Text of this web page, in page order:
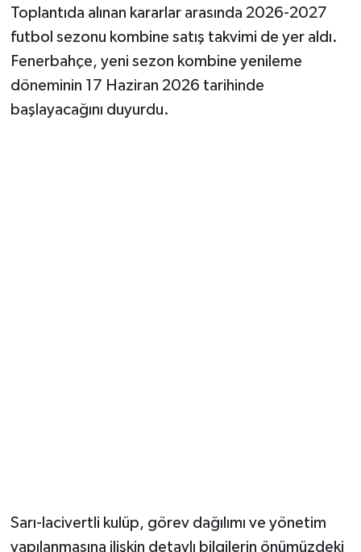
Toplantıda alınan kararlar arasında 2026-2027
futbol sezonu kombine satış takvimi de yer aldı.
Fenerbahçe, yeni sezon kombine yenileme
döneminin 17 Haziran 2026 tarihinde
başlayacağını duyurdu.
Sarı-lacivertli kulüp, görev dağılımı ve yönetim
yapılanmasına ilişkin detaylı bilgilerin önümüzdeki